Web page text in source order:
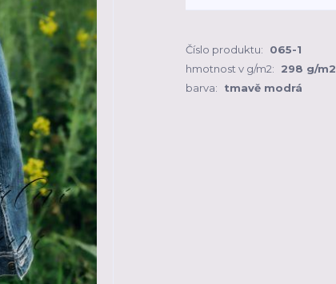
Číslo produktu: 065-1
hmotnost v g/m2:
298 g/m2
barva:
tmavě modrá